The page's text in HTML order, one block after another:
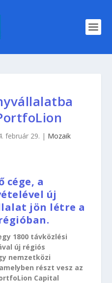
február 29. | Mozaik
cége, a
új
jön létre a
1800 távközlési
új régiós
nemzetközi
részt vesz az
Capital